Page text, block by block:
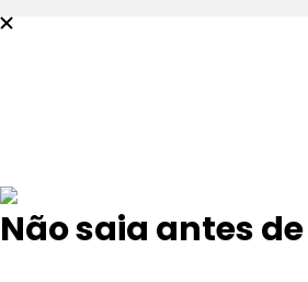
Não saia antes